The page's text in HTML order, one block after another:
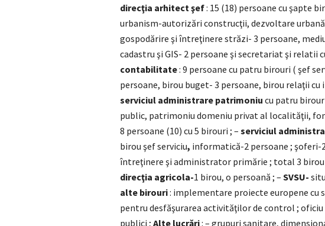
direcţia arhitect şef: 15 (18) persoane cu şapte
urbanism-autorizări construcţii, dezvoltare
gospodărire şi întreţinere străzi- 3 persoane,
cadastru şi GIS- 2 persoane şi secretariat şi relatii
contabilitate: 9 persoane cu patru birouri ( şef
persoane, birou buget- 3 persoane, birou relaţii
serviciul administrare patrimoniu cu patru
public, patrimoniu domeniu privat al localităţii,
8 persoane (10) cu 5 birouri ; – serviciul
birou şef serviciu, informatică-2 persoane ;
întreţinere şi administrator primărie ; total 3
direcţia agricola-1 birou, o persoană ; – SVSU-
alte birouri: implementare proiecte europene cu
pentru desfăşurarea activităţilor de control ;
publici ; Alte lucrări: – grupuri sanitare,